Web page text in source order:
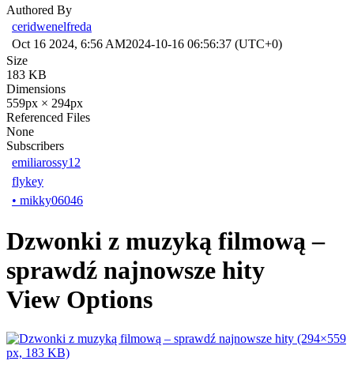
Authored By
ceridwenelfreda
Oct 16 2024, 6:56 AM2024-10-16 06:56:37 (UTC+0)
Size
183 KB
Dimensions
559px × 294px
Referenced Files
None
Subscribers
emiliarossy12
flykey
• mikky06046
Dzwonki z muzyką filmową –
sprawdź najnowsze hity
View Options